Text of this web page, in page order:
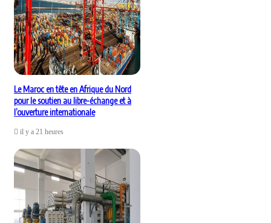
Le Maroc en tête en Afrique du Nord
pour le soutien au libre-échange et à
l’ouverture internationale
il y a 21 heures